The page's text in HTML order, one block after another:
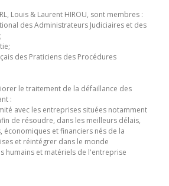
Louis & Laurent HIROU, sont membres :
des Administrateurs Judiciaires et des
des Praticiens des Procédures
le traitement de la défaillance des
:
avec les entreprises situées notamment
de résoudre, dans les meilleurs délais,
économiques et financiers nés de la
et réintégrer dans le monde
humains et matériels de l'entreprise